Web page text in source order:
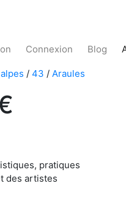
Connexion Blog
/ 43 / Araules
pratiques
des artistes